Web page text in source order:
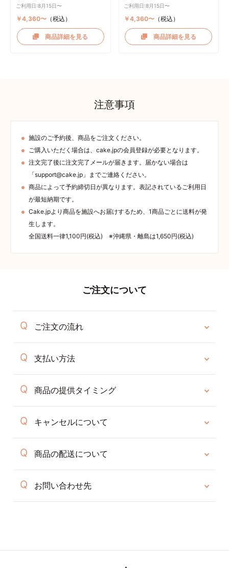
ご利用日:8月15日〜
￥4,360〜（税込）
商品詳細を見る
ご利用日:8月15日〜
￥4,360〜 （税込）
商品詳細を見る
注意事項
施設のご予約後、商品をご注文ください。
ご購入いただく場合は、cake.jpの会員登録が必要となります。
注文完了後に注文完了メールが届きます。届かない場合は
「support@cake.jp」までご連絡ください。
商品によって予約締切日が異なります。表記されているご利用日
が最短納期です。
Cake.jpより商品を施設へお届けするため、1商品ごとに送料が発
生します。
全国送料一律1,100円(税込) ※沖縄県・離島は1,650円(税込)
ご注文について
ご注文の流れ
支払い方法
商品の提供タイミング
キャンセルについて
商品の配送について
お問い合わせ先